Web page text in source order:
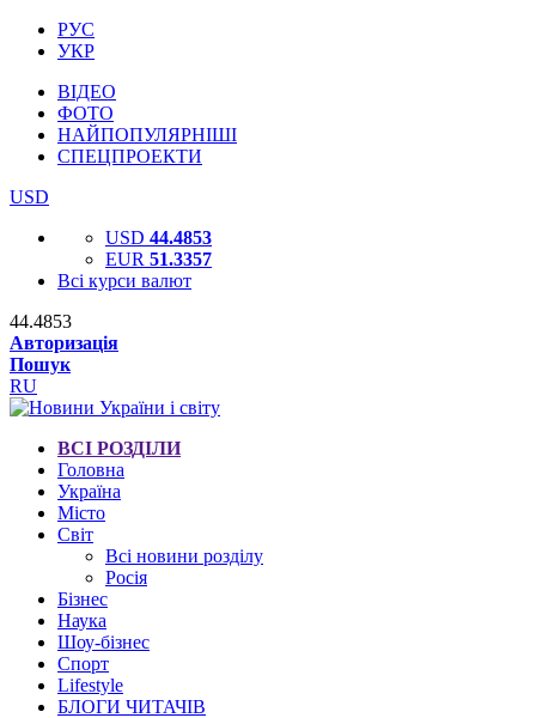
РУС
УКР
ВІДЕО
ФОТО
НАЙПОПУЛЯРНІШІ
СПЕЦПРОЕКТИ
USD
USD 44.4853
EUR 51.3357
Всі курси валют
44.4853
Авторизація
Пошук
RU
ВСІ РОЗДІЛИ
Головна
Україна
Місто
Світ
Всі новини розділу
Росія
Бізнес
Наука
Шоу-бізнес
Спорт
Lifestyle
БЛОГИ ЧИТАЧІВ